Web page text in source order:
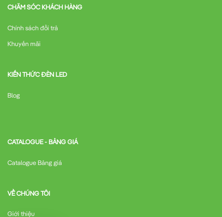
CHĂM SÓC KHÁCH HÀNG
Chính sách đổi trả
Khuyến mãi
KIẾN THỨC ĐÈN LED
Blog
CATALOGUE - BẢNG GIÁ
Catalogue Bảng giá
VỀ CHÚNG TÔI
Giới thiệu